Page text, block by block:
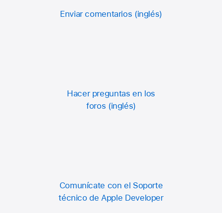
Enviar comentarios
Hacer preguntas en los
foros
Comunícate con el Soporte
técnico de Apple Developer